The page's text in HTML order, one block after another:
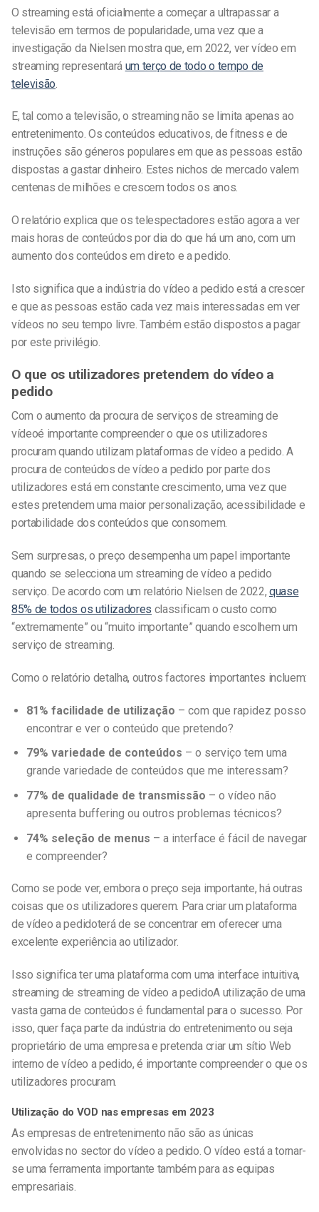
O streaming está oficialmente a começar a ultrapassar a
televisão em termos de popularidade, uma vez que a
investigação da Nielsen mostra que, em 2022, ver vídeo em
streaming representará um terço de todo o tempo de
televisão
E, tal como a televisão, o streaming não se limita apenas ao
entretenimento. Os conteúdos educativos, de fitness e de
instruções são géneros populares em que as pessoas estão
dispostas a gastar dinheiro. Estes nichos de mercado valem
centenas de milhões e crescem todos os anos.
O relatório explica que os telespectadores estão agora a ver
mais horas de conteúdos por dia do que há um ano, com um
aumento dos conteúdos em direto e a pedido.
Isto significa que a indústria do vídeo a pedido está a crescer
e que as pessoas estão cada vez mais interessadas em ver
vídeos no seu tempo livre. Também estão dispostos a pagar
por este privilégio.
O que os utilizadores pretendem do vídeo a
pedido
Com o aumento da procura de serviços de streaming de
vídeoé importante compreender o que os utilizadores
procuram quando utilizam plataformas de vídeo a pedido. A
procura de conteúdos de vídeo a pedido por parte dos
utilizadores está em constante crescimento, uma vez que
estes pretendem uma maior personalização, acessibilidade e
portabilidade dos conteúdos que consomem.
Sem surpresas, o preço desempenha um papel importante
quando se selecciona um streaming de vídeo a pedido
serviço. De acordo com um relatório Nielsen de 2022,quase
85% de todos os utilizadores classificam o custo como
“extremamente” ou “muito importante” quando escolhem um
serviço de streaming.
Como o relatório detalha, outros factores importantes incluem:
81% facilidade de utilização – com que rapidez posso
encontrar e ver o conteúdo que pretendo?
79% variedade de conteúdos – o serviço tem uma
grande variedade de conteúdos que me interessam?
77% de qualidade de transmissão – o vídeo não
apresenta buffering ou outros problemas técnicos?
74% seleção de menus – a interface é fácil de navegar
e compreender?
Como se pode ver, embora o preço seja importante, há outras
coisas que os utilizadores querem. Para criar umplataforma
de vídeo a pedidoterá de se concentrar em oferecer uma
excelente experiência ao utilizador.
Isso significa ter uma plataforma com uma interface intuitiva,
streaming de streaming de vídeo a pedidoA utilização de uma
vasta gama de conteúdos é fundamental para o sucesso. Por
isso, quer faça parte da indústria do entretenimento ou seja
proprietário de uma empresa e pretenda criar um sítio Web
interno de vídeo a pedido, é importante compreender o que os
utilizadores procuram.
Utilização do VOD nas empresas em 2023
As empresas de entretenimento não são as únicas
envolvidas no sector do vídeo a pedido. O vídeo está a tornar-
se uma ferramenta importante também para as equipas
empresariais.